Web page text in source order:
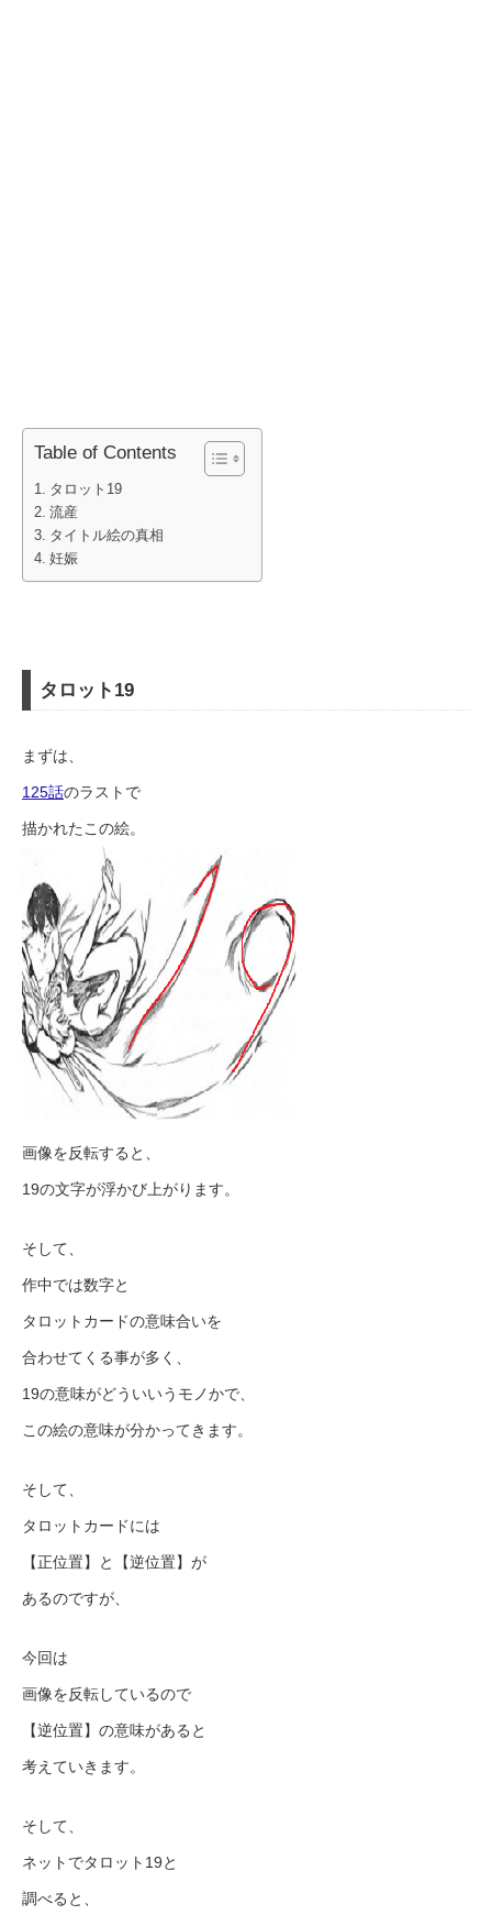
Table of Contents
タロット19
流産
タイトル絵の真相
妊娠
タロット19
まずは、
125話のラストで
描かれたこの絵。
画像を反転すると、
19の文字が浮かび上がります。
そして、
作中では数字と
タロットカードの意味合いを
合わせてくる事が多く、
19の意味がどういいうモノかで、
この絵の意味が分かってきます。
そして、
タロットカードには
【正位置】と【逆位置】が
あるのですが、
今回は
画像を反転しているので
【逆位置】の意味があると
考えていきます。
そして、
ネットでタロット19と
調べると、